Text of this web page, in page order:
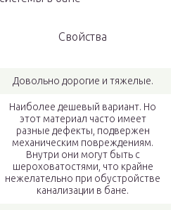
Свойства
Довольно дорогие и тяжелые.
Наиболее дешевый вариант. Но
этот материал часто имеет
разные дефекты, подвержен
механическим повреждениям.
Внутри они могут быть с
шероховатостями, что крайне
нежелательно при обустройстве
канализации в бане.